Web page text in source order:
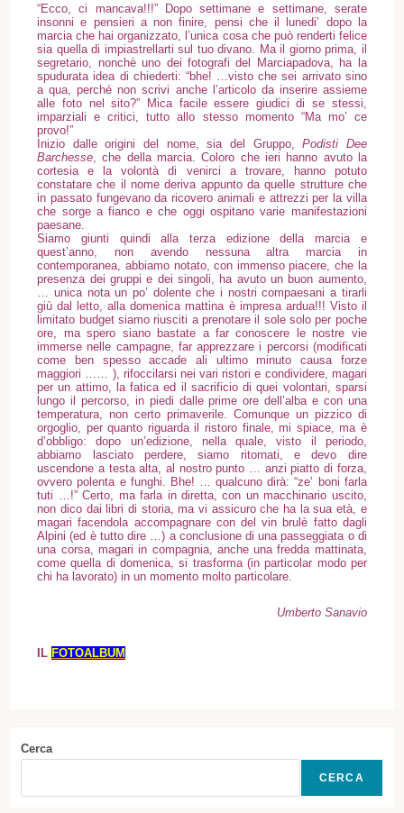
“Ecco, ci mancava!!!” Dopo settimane e settimane, serate
insonni e pensieri a non finire, pensi che il lunedi’ dopo la
marcia che hai organizzato, l’unica cosa che può renderti felice
sia quella di impiastrellarti sul tuo divano. Ma il giorno prima, il
segretario, nonchè uno dei fotografi del Marciapadova, ha la
spudurata idea di chiederti: “bhe! …visto che sei arrivato sino
a qua, perché non scrivi anche l’articolo da inserire assieme
alle foto nel sito?” Mica facile essere giudici di se stessi,
imparziali e critici, tutto allo stesso momento “Ma mo’ ce
provo!”
Inizio dalle origini del nome, sia del Gruppo,Podisti Dee
Barchesse , che della marcia. Coloro che ieri hanno avuto la
cortesia e la volontà di venirci a trovare, hanno potuto
constatare che il nome deriva appunto da quelle strutture che
in passato fungevano da ricovero animali e attrezzi per la villa
che sorge a fianco e che oggi ospitano varie manifestazioni
paesane.
Siamo giunti quindi alla terza edizione della marcia e
quest’anno, non avendo nessuna altra marcia in
contemporanea, abbiamo notato, con immenso piacere, che la
presenza dei gruppi e dei singoli, ha avuto un buon aumento,
… unica nota un po’ dolente che i nostri compaesani a tirarli
giù dal letto, alla domenica mattina è impresa ardua!!! Visto il
limitato budget siamo riusciti a prenotare il sole solo per poche
ore, ma spero siano bastate a far conoscere le nostre vie
immerse nelle campagne, far apprezzare i percorsi (modificati
come ben spesso accade ali ultimo minuto causa forze
maggiori …… ), rifoccilarsi nei vari ristori e condividere, magari
per un attimo, la fatica ed il sacrificio di quei volontari, sparsi
lungo il percorso, in piedi dalle prime ore dell’alba e con una
temperatura, non certo primaverile. Comunque un pizzico di
orgoglio, per quanto riguarda il ristoro finale, mi spiace, ma è
d’obbligo: dopo un’edizione, nella quale, visto il periodo,
abbiamo lasciato perdere, siamo ritornati, e devo dire
uscendone a testa alta, al nostro punto … anzi piatto di forza,
ovvero polenta e funghi. Bhe! … qualcuno dirà: “ze’ boni farla
tuti …!” Certo, ma farla in diretta, con un macchinario uscito,
non dico dai libri di storia, ma vi assicuro che ha la sua età, e
magari facendola accompagnare con del vin brulè fatto dagli
Alpini (ed è tutto dire …) a conclusione di una passeggiata o di
una corsa, magari in compagnia, anche una fredda mattinata,
come quella di domenica, si trasforma (in particolar modo per
chi ha lavorato) in un momento molto particolare.
Umberto Sanavio
ILFOTOALBUM
Cerca
CERCA